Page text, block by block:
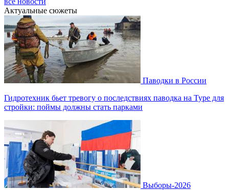
Актуальные сюжеты
Паводки в России
Гидротехник бьет тревогу о последствиях паводка на Туре для
стройки: поймы должны стать парками
Выборы-2026